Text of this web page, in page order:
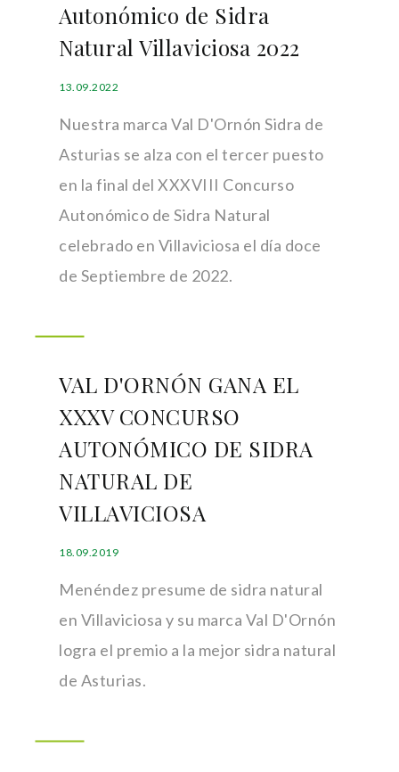
Autonómico de Sidra
Natural Villaviciosa 2022
13.09.2022
Nuestra marca Val D'Ornón Sidra de
Asturias se alza con el tercer puesto
en la final del XXXVIII Concurso
Autonómico de Sidra Natural
celebrado en Villaviciosa el día doce
de Septiembre de 2022.
VAL D'ORNÓN GANA EL
XXXV CONCURSO
AUTONÓMICO DE SIDRA
NATURAL DE
VILLAVICIOSA
18.09.2019
Menéndez presume de sidra natural
en Villaviciosa y su marca Val D'Ornón
logra el premio a la mejor sidra natural
de Asturias.